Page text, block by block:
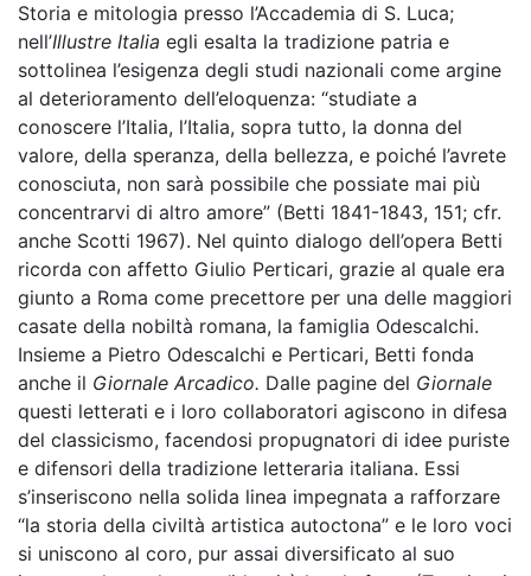
Storia e mitologia presso l’Accademia di S. Luca;
nell’Illustre Italia egli esalta la tradizione patria e
sottolinea l’esigenza degli studi nazionali come argine
al deterioramento dell’eloquenza: “studiate a
conoscere l’Italia, l’Italia, sopra tutto, la donna del
valore, della speranza, della bellezza, e poiché l’avrete
conosciuta, non sarà possibile che possiate mai più
concentrarvi di altro amore” (Betti 1841-1843, 151; cfr.
anche Scotti 1967). Nel quinto dialogo dell’opera Betti
ricorda con affetto Giulio Perticari, grazie al quale era
giunto a Roma come precettore per una delle maggiori
casate della nobiltà romana, la famiglia Odescalchi.
Insieme a Pietro Odescalchi e Perticari, Betti fonda
anche il Giornale Arcadico. Dalle pagine del Giornale
questi letterati e i loro collaboratori agiscono in difesa
del classicismo, facendosi propugnatori di idee puriste
e difensori della tradizione letteraria italiana. Essi
s’inseriscono nella solida linea impegnata a rafforzare
“la storia della civiltà artistica autoctona” e le loro voci
si uniscono al coro, pur assai diversificato al suo